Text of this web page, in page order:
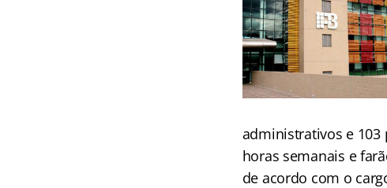
administrativos e 103
horas semanais e
de acordo com o